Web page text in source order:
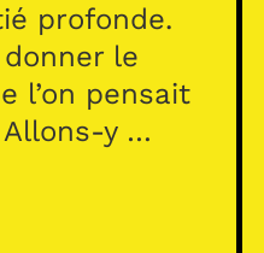
profonde.
le
l’on pensait
y …